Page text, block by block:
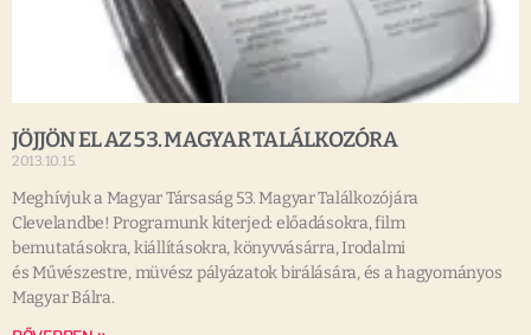
JÖJJÖN EL AZ 53. MAGYAR TALÁLKOZÓRA
2013.10.15.
Meghívjuk a Magyar Társaság 53. Magyar Találkozójára
Clevelandbe! Programunk kiterjed: előadásokra, film
bemutatásokra, kiállításokra, könyvvásárra, Irodalmi
és Művészestre, müvész pályázatok birálására, és a hagyományos
Magyar Bálra.